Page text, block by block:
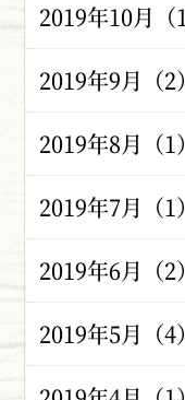
2019年10月（1
2019年9月（2）
2019年8月（1）
2019年7月（1）
2019年6月（2）
2019年5月（4）